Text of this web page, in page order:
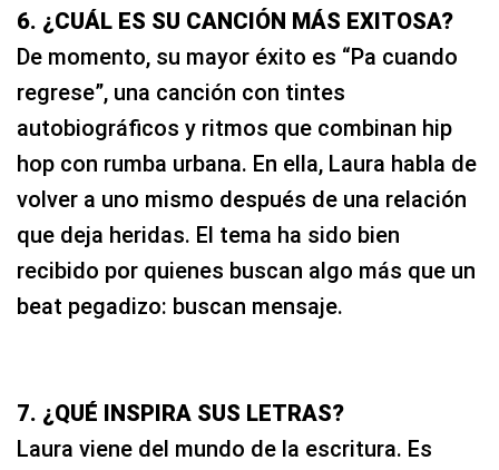
6. ¿CUÁL ES SU CANCIÓN MÁS EXITOSA?
De momento, su mayor éxito es “Pa cuando
regrese”, una canción con tintes
autobiográficos y ritmos que combinan hip
hop con rumba urbana. En ella, Laura habla de
volver a uno mismo después de una relación
que deja heridas. El tema ha sido bien
recibido por quienes buscan algo más que un
beat pegadizo: buscan mensaje.
7. ¿QUÉ INSPIRA SUS LETRAS?
Laura viene del mundo de la escritura. Es